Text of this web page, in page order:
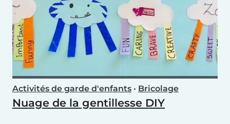
Activités de garde d'enfants • Bricolage
Nuage de la gentillesse DIY